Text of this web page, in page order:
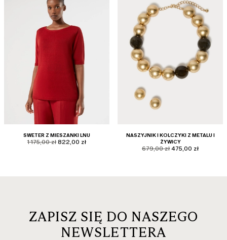
SWETER Z MIESZANKI LNU
product.price.original
1 175,00 zł product.price.sale
822,00 zł
NASZYJNIK I KOLCZYKI Z METALU I
ŻYWICY
product.price.original
679,00 zł product.price.sale
475,00 zł
ZAPISZ SIĘ DO NASZEGO
NEWSLETTERA